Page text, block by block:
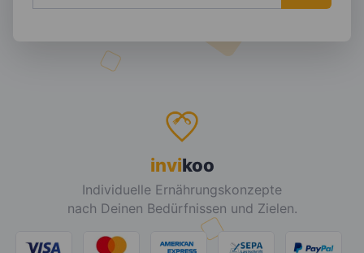
invikoo
Individuelle Ernährungskonzepte
nach Deinen Bedürfnissen und Zielen.